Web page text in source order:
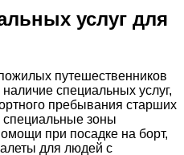
услуг для
путешественников
специальных услуг,
пребывания старших
специальные зоны
при посадке на борт,
для людей с